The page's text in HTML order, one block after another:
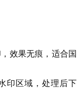
效果无痕，适合国
印区域，处理后下